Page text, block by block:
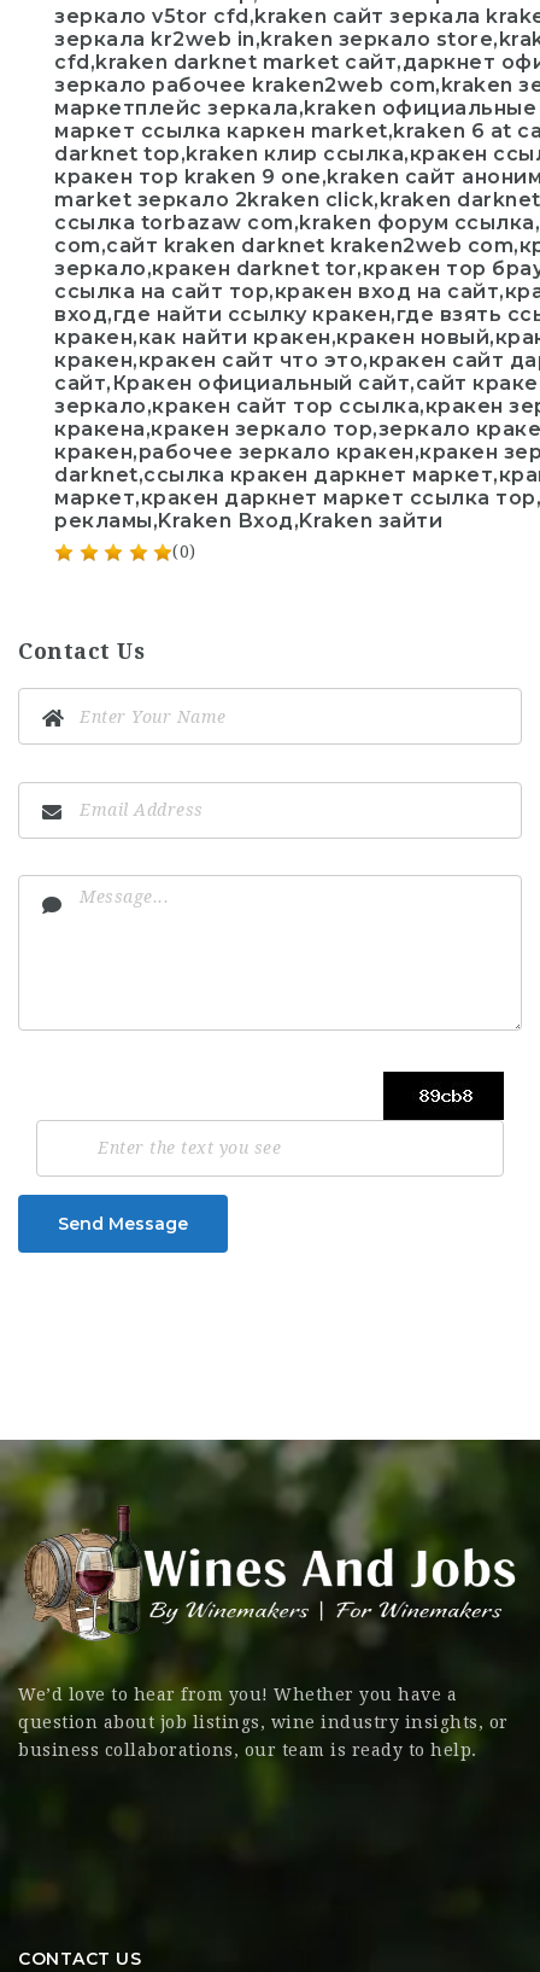
зеркало v5tor cfd,kraken сайт зеркала
зеркала kr2web in,kraken зеркало
cfd,kraken darknet market сайт,даркнет
зеркало рабочее kraken2web com,kraken
маркетплейс зеркала,kraken
маркет ссылка каркен market,kraken 6 at
darknet top,kraken клир ссылка,кракен
кракен тор kraken 9 one,kraken сайт
market зеркало 2kraken click,kraken
ссылка torbazaw com,kraken форум
com,сайт kraken darknet kraken2web
зеркало,кракен darknet tor,кракен тор
ссылка на сайт тор,кракен вход на
вход,где найти ссылку кракен,где взять
кракен,как найти кракен,кракен
кракен,кракен сайт что это,кракен сайт
сайт,Кракен официальный сайт,сайт
зеркало,кракен сайт тор ссылка,кракен
кракена,кракен зеркало тор,зеркало
кракен,рабочее зеркало кракен,кракен
darknet,ссылка кракен даркнет
маркет,кракен даркнет маркет ссылка
рекламы,Kraken Вход,Kraken зайти
(0)
Contact Us
Send Message
We’d love to hear from you! Whether you have a
question about job listings, wine industry insights, or
business collaborations, our team is ready to help.
CONTACT US